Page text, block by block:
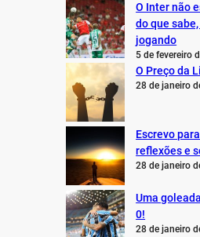
O Inter não
do que
jogando
5 de fevereiro
O Preço da
28 de janeiro
Escrevo
reflexões e
28 de janeiro
Uma
0!
28 de janeiro